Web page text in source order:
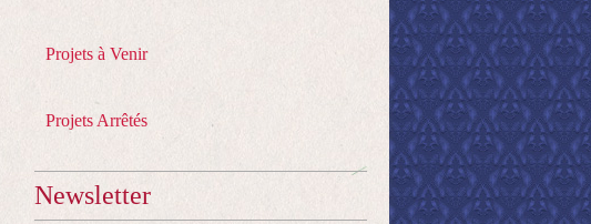
Projets à Venir
Projets Arrêtés
Newsletter